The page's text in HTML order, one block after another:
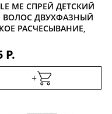
ME СПРЕЙ ДЕТСКИЙ
ВОЛОС ДВУХФАЗНЫЙ
РАСЧЕСЫВАНИЕ,
Р.
+